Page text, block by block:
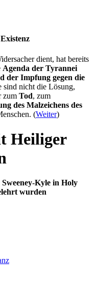
dient, hat bereits
Agenda der Tyrannei
der Impfung gegen die
sind nicht die Lösung,
zum Tod, zum
des Malzeichens des
(Weiter)
Heiliger
Kyle in Holy
wurden